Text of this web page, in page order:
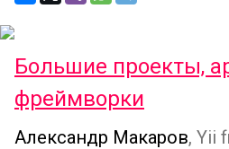
Большие проекты,
фреймворки
Александр Макаров, Yii